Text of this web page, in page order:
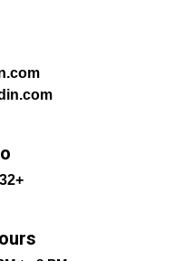
+201014040332